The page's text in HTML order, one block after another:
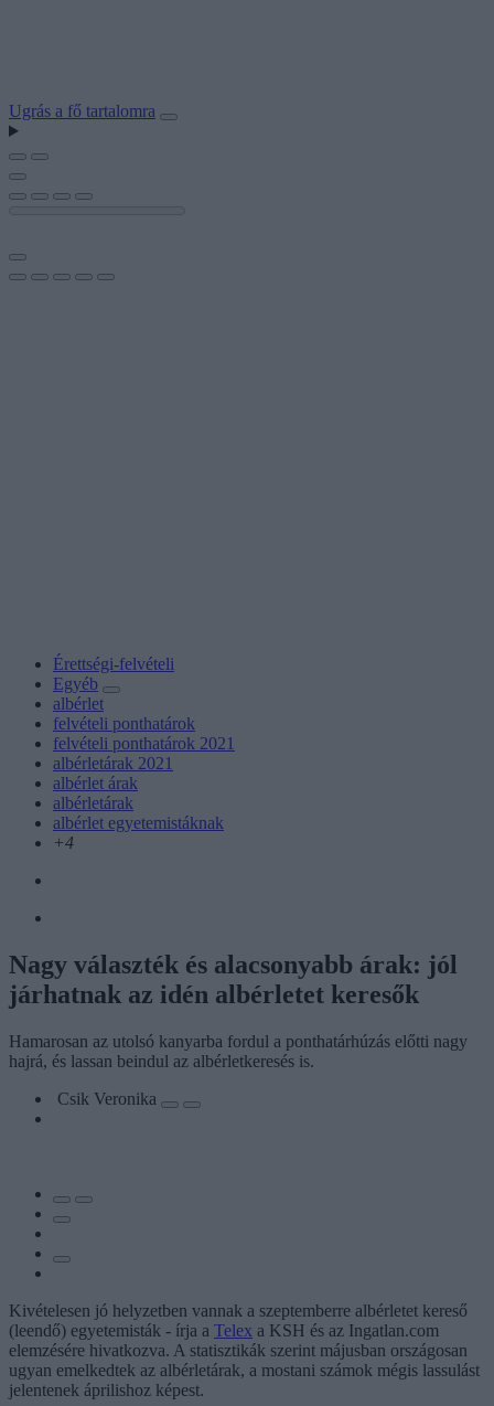
Ugrás a fő tartalomra
Érettségi-felvételi
Egyéb
albérlet
felvételi ponthatárok
felvételi ponthatárok 2021
albérletárak 2021
albérlet árak
albérletárak
albérlet egyetemistáknak
+4
Nagy választék és alacsonyabb árak: jól
járhatnak az idén albérletet keresők
Hamarosan az utolsó kanyarba fordul a ponthatárhúzás előtti nagy
hajrá, és lassan beindul az albérletkeresés is.
Csik Veronika
Kivételesen jó helyzetben vannak a szeptemberre albérletet kereső
(leendő) egyetemisták - írja a Telex a KSH és az Ingatlan.com
elemzésére hivatkozva. A statisztikák szerint májusban országosan
ugyan emelkedtek az albérletárak, a mostani számok mégis lassulást
jelentenek áprilishoz képest.